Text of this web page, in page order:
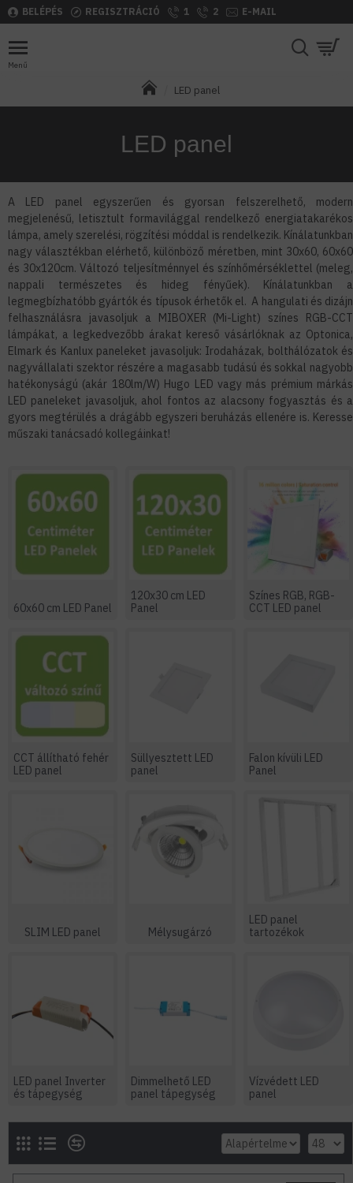
BELÉPÉS REGISZTRÁCIÓ 1 2 E-MAIL
LED panel
LED panel
A LED panel egyszerűen és gyorsan felszerelhető, modern
megjelenésű, letisztult formavilággal rendelkező energiatakarékos
lámpa, amely szerelési, rögzítési móddal is rendelkezik. Kínálatunkban
nagy választékban elérhető, különböző méretben, mint 30x60, 60x60
és 30x120cm. Változó teljesítménnyel és színhőmérséklettel (meleg,
nappali természetes és hideg fényűek). Kínálatunkban a
legmegbízhatóbb gyártók és típusok érhetők el. A hangulati és dizájn
felhasználásra javasoljuk a MIBOXER (Mi-Light) színes RGB-CCT
lámpákat, a legkedvezőbb árakat kereső vásárlóknak az Optonica,
Elmark és Kanlux paneleket javasoljuk: Irodaházak, bolthálózatok és
nagyvállalati szektor részére a magasabb tudású és sokkal nagyobb
hatékonyságú (akár 180lm/W) Hugo LED vagy más prémium márkás
LED paneleket javasoljuk, ahol fontos az alacsony fogyasztás és a
gyors megtérülés a drágább egyszeri beruházás ellenére is. Keresse
műszaki tanácsadó kollegáinkat!
60x60 cm LED Panel
120x30 cm LED
Panel
Színes RGB, RGB-
CCT LED panel
CCT állítható fehér
LED panel
Süllyesztett LED
panel
Falon kívüli LED
Panel
SLIM LED panel Mélysugárzó
LED panel
tartozékok
LED panel Inverter
és tápegység
Dimmelhető LED
panel tápegység
Vízvédett LED
panel